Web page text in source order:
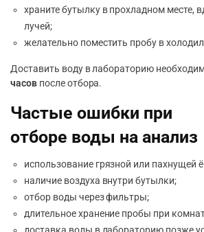
храните бутылку в прохладном месте,
лучей;
желательно поместить пробу в
Доставить воду в лабораторию
часовпосле отбора.
Частые ошибки при
отборе воды на анализ
использование грязной или пахнущей
наличие воздуха внутри бутылки;
отбор воды через фильтры;
длительное хранение пробы при